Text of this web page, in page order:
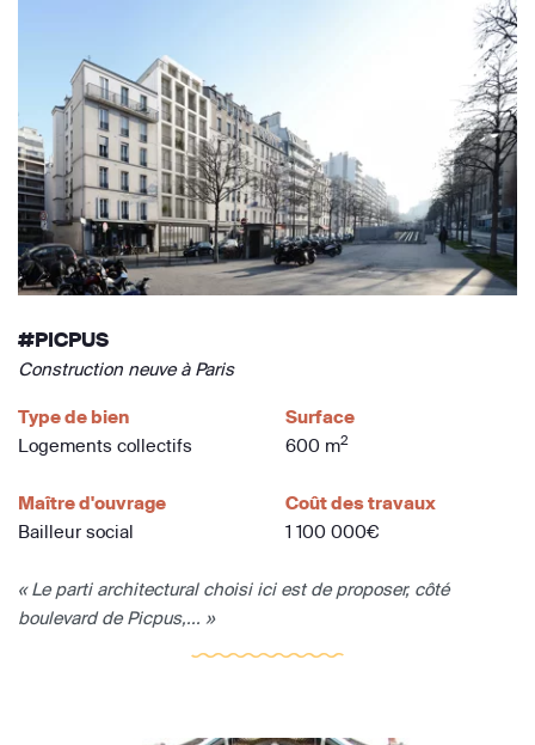
#PICPUS
Construction neuve à Paris
Type de bien
Logements collectifs
Surface
600 m2
Maître d'ouvrage
Bailleur social
Coût des travaux
1 100 000€
« Le parti architectural choisi ici est de proposer, côté
boulevard de Picpus,... »